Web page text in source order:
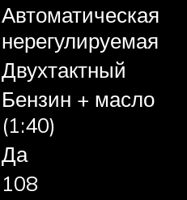
Автоматическая
нерегулируемая
Двухтактный
Бензин + масло
(1:40)
Да
108